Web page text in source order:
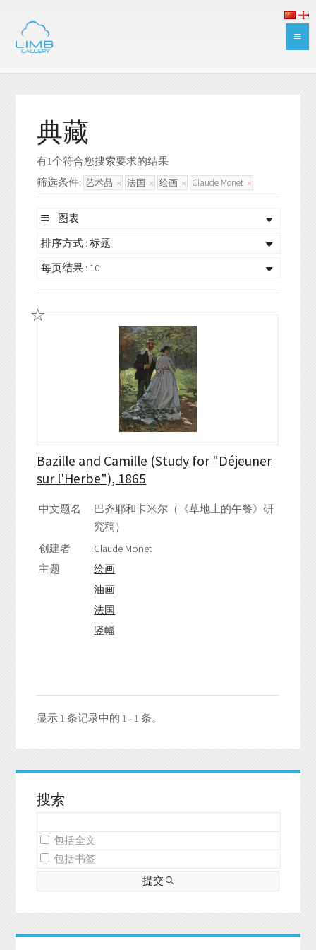
典藏
有1个符合您搜索要求的结果
筛选条件: 艺术品 法国 绘画 Claude Monet
图表
排序方式 : 标题
每页结果 : 10
Bazille and Camille (Study for "Déjeuner
sur l'Herbe"), 1865
中文题名
巴齐耶和卡米尔（《草地上的午餐》研
究稿）
创建者
Claude Monet
主题
绘画
油画
法国
竖幅
显示 1 条记录中的 1 - 1 条。
搜索
包括全文
包括书签
提交